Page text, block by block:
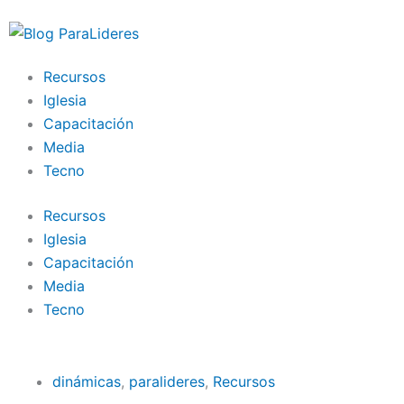
al
Recursos
Iglesia
Capacitación
Media
Tecno
Recursos
Iglesia
Capacitación
Media
Tecno
dinámicas, paralideres, Recursos